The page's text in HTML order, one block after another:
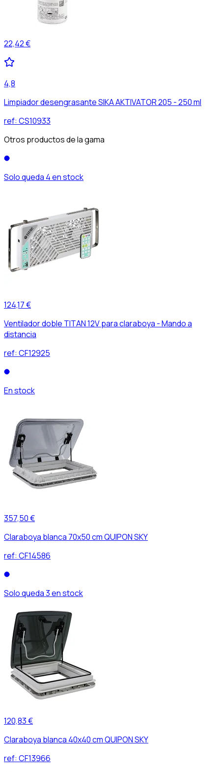
22,42 €
4,8
Limpiador desengrasante SIKA AKTIVATOR 205 - 250 ml
ref: CS10933
Otros productos de la gama
Solo queda 4 en stock
124,17 €
Ventilador doble TITAN 12V para claraboya - Mando a
distancia
ref: CF12925
En stock
357,50 €
Claraboya blanca 70x50 cm QUIPON SKY
ref: CF14586
Solo queda 3 en stock
120,83 €
Claraboya blanca 40x40 cm QUIPON SKY
ref: CF13966